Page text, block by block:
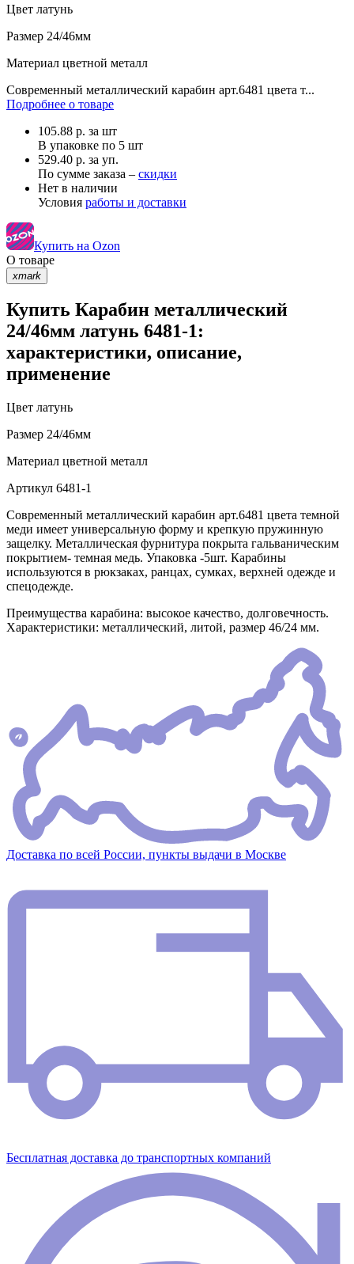
Цвет латунь
Размер 24/46мм
Материал цветной металл
Современный металлический карабин арт.6481 цвета т...
Подробнее о товаре
105.88 р. за шт
В упаковке по 5 шт
529.40 р. за уп.
По сумме заказа – скидки
Нет в наличии
Условия работы и доставки
Купить на Ozon
О товаре
xmark
Купить Карабин металлический
24/46мм латунь 6481-1:
характеристики, описание,
применение
Цвет латунь
Размер 24/46мм
Материал цветной металл
Артикул 6481-1
Современный металлический карабин арт.6481 цвета темной
меди имеет универсальную форму и крепкую пружинную
защелку. Металлическая фурнитура покрыта гальваническим
покрытием- темная медь. Упаковка -5шт. Карабины
используются в рюкзаках, ранцах, сумках, верхней одежде и
спецодежде.
Преимущества карабина: высокое качество, долговечность.
Характеристики: металлический, литой, размер 46/24 мм.
Доставка по всей России, пункты выдачи в Москве
Бесплатная доставка до транспортных компаний